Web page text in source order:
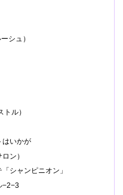
シュ）
ル）
はいかが
ン）
シャンピニオン」
−2−3